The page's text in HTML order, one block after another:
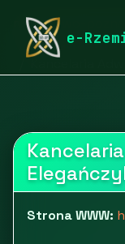
e-
rymarstwo-
Usługi prawne
Strona WWW: